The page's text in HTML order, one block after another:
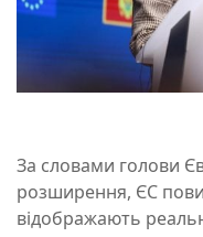
За словами голови
розширення, ЄС
відображають